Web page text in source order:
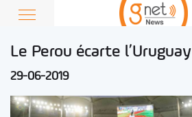
Le Perou écarte l’Uruguay
29-06-2019